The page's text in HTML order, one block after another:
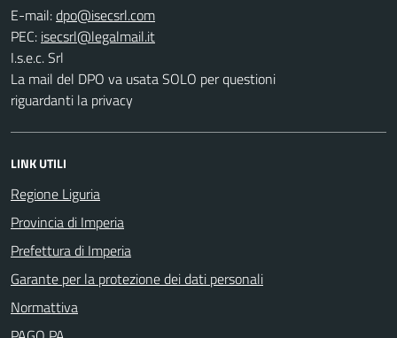
E-mail:
PEC:
I.s.e.c. Srl
La mail del DPO va usata SOLO per questioni
riguardanti la privacy
LINK UTILI
Regione Liguria
Provincia di Imperia
Prefettura di Imperia
Garante per la protezione dei dati personali
Normattiva